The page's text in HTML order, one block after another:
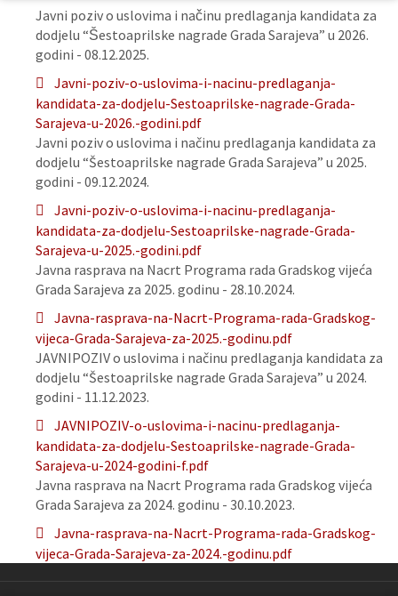
Javni poziv o uslovima i načinu predlaganja kandidata za
dodjelu “Šestoaprilske nagrade Grada Sarajeva” u 2026.
godini - 08.12.2025.
Javni-poziv-o-uslovima-i-nacinu-predlaganja-
kandidata-za-dodjelu-Sestoaprilske-nagrade-Grada-
Sarajeva-u-2026.-godini.pdf
Javni poziv o uslovima i načinu predlaganja kandidata za
dodjelu “Šestoaprilske nagrade Grada Sarajeva” u 2025.
godini - 09.12.2024.
Javni-poziv-o-uslovima-i-nacinu-predlaganja-
kandidata-za-dodjelu-Sestoaprilske-nagrade-Grada-
Sarajeva-u-2025.-godini.pdf
Javna rasprava na Nacrt Programa rada Gradskog vijeća
Grada Sarajeva za 2025. godinu - 28.10.2024.
Javna-rasprava-na-Nacrt-Programa-rada-Gradskog-
vijeca-Grada-Sarajeva-za-2025.-godinu.pdf
JAVNIPOZIV o uslovima i načinu predlaganja kandidata za
dodjelu “Šestoaprilske nagrade Grada Sarajeva” u 2024.
godini - 11.12.2023.
JAVNIPOZIV-o-uslovima-i-nacinu-predlaganja-
kandidata-za-dodjelu-Sestoaprilske-nagrade-Grada-
Sarajeva-u-2024-godini-f.pdf
Javna rasprava na Nacrt Programa rada Gradskog vijeća
Grada Sarajeva za 2024. godinu - 30.10.2023.
Javna-rasprava-na-Nacrt-Programa-rada-Gradskog-
vijeca-Grada-Sarajeva-za-2024.-godinu.pdf